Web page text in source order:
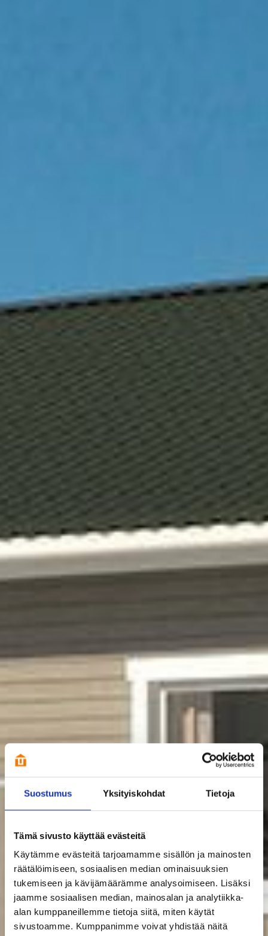
Suostumus Yksityiskohdat Tietoja
Tämä sivusto käyttää evästeitä
Käytämme evästeitä tarjoamamme sisällön ja mainosten
räätälöimiseen, sosiaalisen median ominaisuuksien
tukemiseen ja kävijämäärämme analysoimiseen. Lisäksi
jaamme sosiaalisen median, mainosalan ja analytiikka-
alan kumppaneillemme tietoja siitä, miten käytät
sivustoamme. Kumppanimme voivat yhdistää näitä